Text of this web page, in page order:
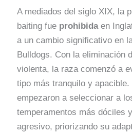
A mediados del siglo XIX, la
baiting fue prohibidaen
a un cambio significativo en
Bulldogs. Con la eliminación
violenta, la raza comenzó a
tipo más tranquilo y
empezaron a seleccionar a
temperamentos más dóciles
agresivo, priorizando su